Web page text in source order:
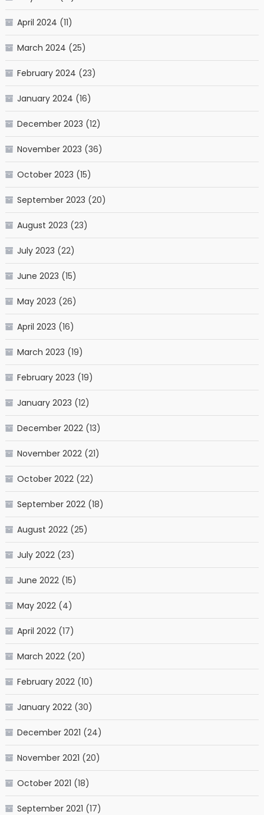
April 2024 (11)
March 2024 (25)
February 2024 (23)
January 2024 (16)
December 2023 (12)
November 2023 (36)
October 2023 (15)
September 2023 (20)
August 2023 (23)
July 2023 (22)
June 2023 (15)
May 2023 (26)
April 2023 (16)
March 2023 (19)
February 2023 (19)
January 2023 (12)
December 2022(13)
November 2022(21)
October 2022(22)
September 2022(18)
August 2022(25)
July 2022(23)
June 2022(15)
May 2022(4)
April 2022(17)
March 2022(20)
February 2022(10)
January 2022(30)
December 2021 (24)
November 2021 (20)
October 2021 (18)
September 2021 (17)